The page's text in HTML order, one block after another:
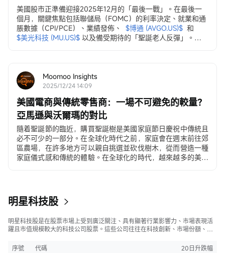
美國股市正準備迎接2025年12月的「最後一戰」。在最後一
個月，關鍵焦點包括聯儲局（FOMC）的利率決定、就業和通
脹數據（CPI/PCE）、業績發佈、
$博通 (AVGO.US)$ 和
$美光科技 (MU.US)$ 以及備受期待的「聖誕老人反彈」。
Moomoo Insights
2025/12/24 14:09
美國電商與傳統零售商：一場不可避免的較量？
亞馬遜與沃爾瑪的對比
隨着聖誕節的臨近，購買聖誕樹是美國家庭節日慶祝中傳統且
必不可少的一部分。在全球化時代之前，家庭會在週末前往郊
區農場，在許多地方可以親自挑選並砍伐樹木，從而營造一種
家庭儀式感和傳統的體驗。在全球化的時代，越來越多的美國
明星科技股
明星科技股是在股票市場上受到廣泛關注、具有顯著行業影響力、市場表現活
躍且市值規模較大的科技公司股票。這些公司往往在科技創新、市場份額、品
市，特別是科技行業板塊乃至全球經濟具有顯著影響。
序號 代碼 20日升跌幅